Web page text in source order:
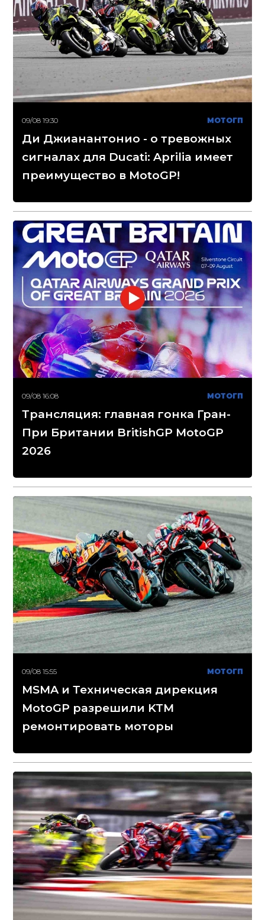
09/08 19:30 МОТОГП
Ди Джианантонио - о тревожных
сигналах для Ducati: Aprilia имеет
преимущество в MotoGP!
09/08 16:08 МОТОГП
Трансляция: главная гонка Гран-
При Британии BritishGP MotoGP
2026
09/08 15:55 МОТОГП
MSMA и Техническая дирекция
MotoGP разрешили KTM
ремонтировать моторы